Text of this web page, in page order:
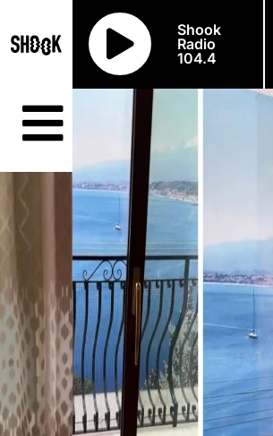
Shook
Radio
104.4